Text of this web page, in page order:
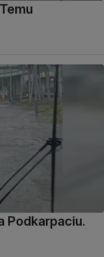
Podkarpaciu.